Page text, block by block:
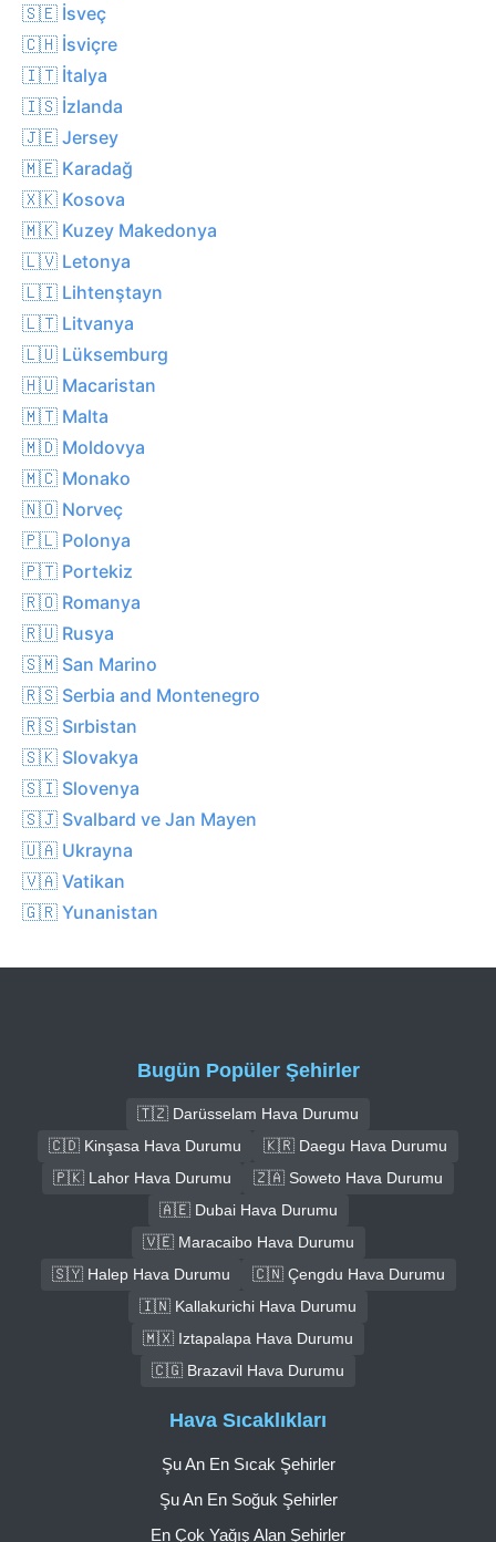
🇸🇪 İsveç
🇨🇭 İsviçre
🇮🇹 İtalya
🇮🇸 İzlanda
🇯🇪 Jersey
🇲🇪 Karadağ
🇽🇰 Kosova
🇲🇰 Kuzey Makedonya
🇱🇻 Letonya
🇱🇮 Lihtenştayn
🇱🇹 Litvanya
🇱🇺 Lüksemburg
🇭🇺 Macaristan
🇲🇹 Malta
🇲🇩 Moldovya
🇲🇨 Monako
🇳🇴 Norveç
🇵🇱 Polonya
🇵🇹 Portekiz
🇷🇴 Romanya
🇷🇺 Rusya
🇸🇲 San Marino
🇷🇸 Serbia and Montenegro
🇷🇸 Sırbistan
🇸🇰 Slovakya
🇸🇮 Slovenya
🇸🇯 Svalbard ve Jan Mayen
🇺🇦 Ukrayna
🇻🇦 Vatikan
🇬🇷 Yunanistan
Bugün Popüler Şehirler
🇹🇿 Darüsselam Hava Durumu
🇨🇩 Kinşasa Hava Durumu
🇰🇷 Daegu Hava Durumu
🇵🇰 Lahor Hava Durumu
🇿🇦 Soweto Hava Durumu
🇦🇪 Dubai Hava Durumu
🇻🇪 Maracaibo Hava Durumu
🇸🇾 Halep Hava Durumu
🇨🇳 Çengdu Hava Durumu
🇮🇳 Kallakurichi Hava Durumu
🇲🇽 Iztapalapa Hava Durumu
🇨🇬 Brazavil Hava Durumu
Hava Sıcaklıkları
Şu An En Sıcak Şehirler
Şu An En Soğuk Şehirler
En Çok Yağış Alan Şehirler